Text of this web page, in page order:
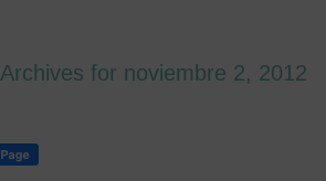
Archives for noviembre 2, 2012